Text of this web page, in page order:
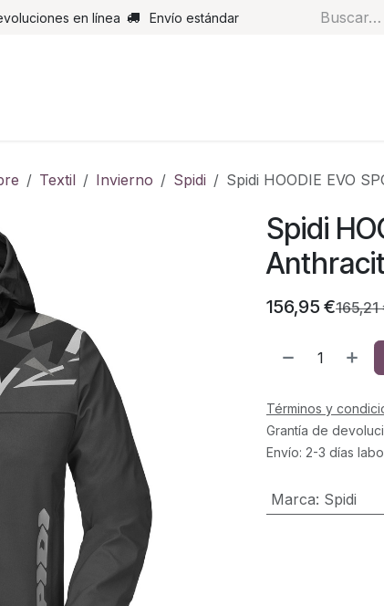
en línea Envío estándar
Textil Invierno Spidi Spidi HOODIE EVO
Spidi
156,95 €165,21
Términos y
Grantía de
Envío: 2-3 días
Marca: Spidi